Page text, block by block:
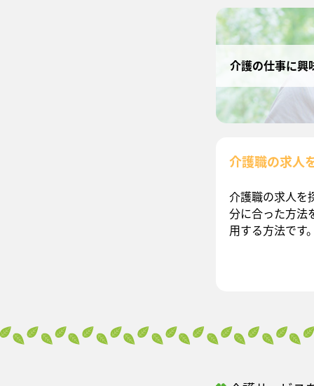
介護の仕事に興
介護職の求人
介護職の求人を
分に合った方法
用する方法です